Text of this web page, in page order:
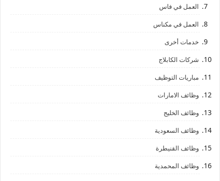
العمل في فاس
العمل في مكناس
خدمات أخرى
شركات الكابلاج
مباريات التوظيف
وظائف الامارات
وظائف الخليج
وظائف السعودية
وظائف القنيطرة
وظائف المحمدية